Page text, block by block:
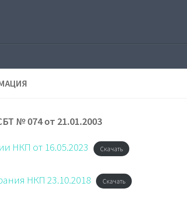
№ 074 от 21.01.2003
НКП от 16.05.2023 Скачать
НКП 23.10.2018 Скачать